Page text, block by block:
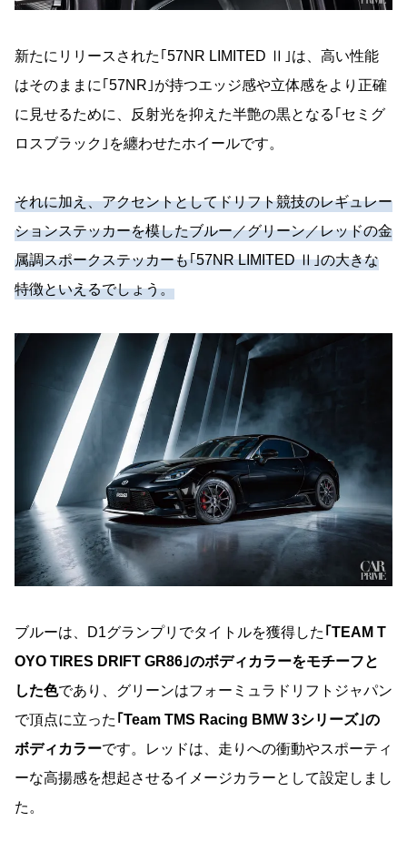
新たにリリースされた｢57NR LIMITED Ⅱ｣は、高い性能
はそのままに｢57NR｣が持つエッジ感や立体感をより正確
に見せるために、反射光を抑えた半艶の黒となる｢セミグ
ロスブラック｣を纏わせたホイールです。
それに加え、アクセントとしてドリフト競技のレギュレー
ションステッカーを模したブルー／グリーン／レッドの金
属調スポークステッカーも｢57NR LIMITED Ⅱ｣の大きな
特徴といえるでしょう。
ブルーは、D1グランプリでタイトルを獲得した ｢TEAM T
OYO TIRES DRIFT GR86｣のボディカラーをモチーフと
した色であり、グリーンはフォーミュラドリフトジャパン
で頂点に立った ｢Team TMS Racing BMW 3シリーズ｣の
ボディカラーです。レッドは、走りへの衝動やスポーティ
ーな高揚感を想起させるイメージカラーとして設定しまし
た。